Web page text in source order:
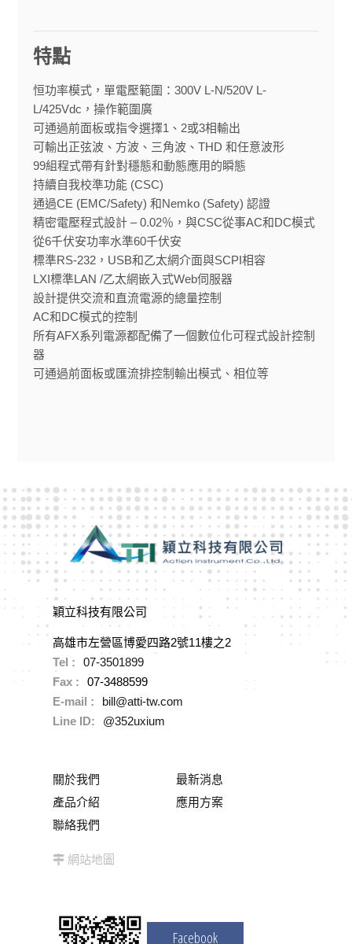
特點
恒功率模式，單電壓範圍：300V L-N/520V L-
L/425Vdc，操作範圍廣
可通過前面板或指令選擇1、2或3相輸出
可輸出正弦波、方波、三角波、THD 和任意波形
99組程式帶有針對穩態和動態應用的瞬態
持續自我校準功能 (CSC)
通過CE (EMC/Safety) 和Nemko (Safety) 認證
精密電壓程式設計 – 0.02％，與CSC從事AC和DC模式
從6千伏安功率水準60千伏安
標準RS-232，USB和乙太網介面與SCPI相容
LXI標準LAN /乙太網嵌入式Web伺服器
設計提供交流和直流電源的總量控制
AC和DC模式的控制
所有AFX系列電源都配備了一個數位化可程式設計控制
器
可通過前面板或匯流排控制輸出模式、相位等
穎立科技有限公司
高雄市左營區博愛四路2號11樓之2
Tel :
07-3501899
Fax :
07-3488599
E-mail :
bill@atti-tw.com
Line ID:
@352uxium
關於我們
最新消息
產品介紹
應用方案
聯絡我們
網站地圖
Facebook